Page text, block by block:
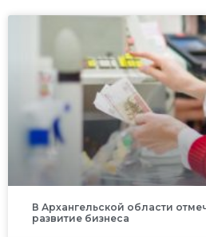
В Архангельской области
развитие бизнеса